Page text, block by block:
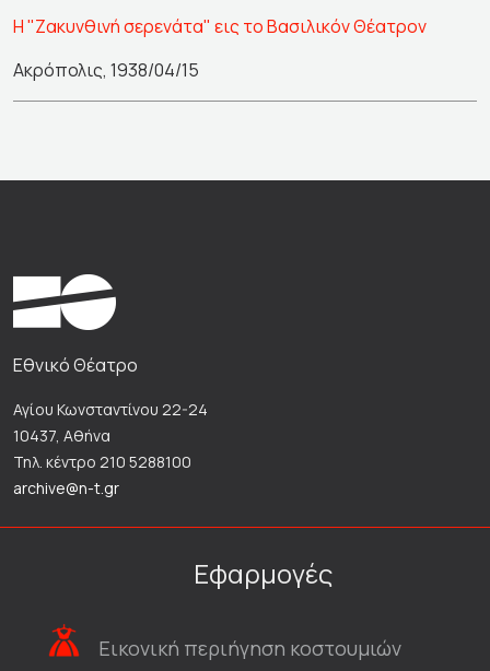
Η "Ζακυνθινή σερενάτα" εις το Βασιλικόν Θέατρον
Ακρόπολις, 1938/04/15
Εθνικό Θέατρο
Αγίου Κωνσταντίνου 22-24
10437, Αθήνα
Τηλ. κέντρο 210 5288100
archive@n-t.gr
Εφαρμογές
Εικονική περιήγηση κοστουμιών